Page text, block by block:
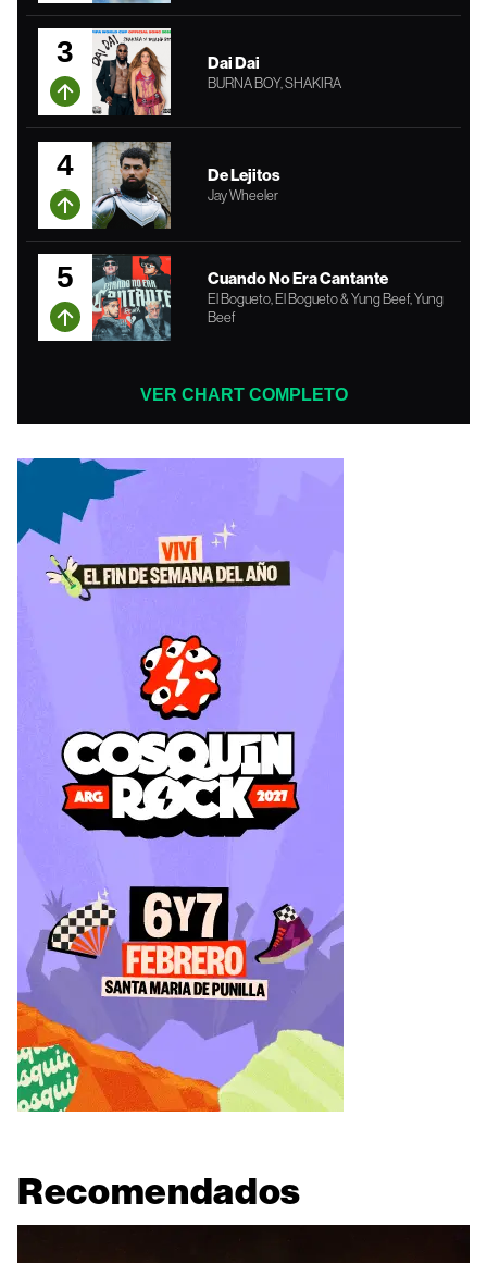
3 Dai Dai
BURNA BOY, SHAKIRA
4 De Lejitos
Jay Wheeler
5 Cuando No Era Cantante
El Bogueto, El Bogueto & Yung Beef, Yung
Beef
VER CHART COMPLETO
Recomendados